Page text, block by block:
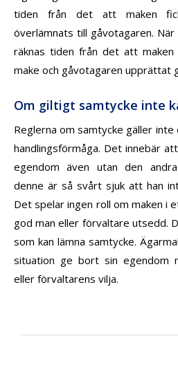
tiden från det att maken
överlämnats till gåvotagaren.
räknas tiden från det att
make och gåvotagaren upprättat
Om giltigt samtycke inte
Reglerna om samtycke gäller
handlingsförmåga. Det innebär
egendom även utan den
denne är så svårt sjuk att han
Det spelar ingen roll om maken i
god man eller förvaltare utsedd.
som kan lämna samtycke.
situation ge bort sin egendom
eller förvaltarens vilja.